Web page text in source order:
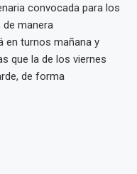
convocada para los
de manera
en turnos mañana y
que la de los viernes
de forma